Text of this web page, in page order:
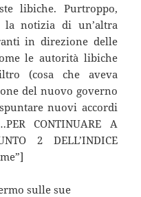
libiche. Purtroppo,
notizia di un’altra
in direzione delle
le autorità libiche
(cosa che aveva
del nuovo governo
nuovi accordi
CONTINUARE A
2 DELL’INDICE
sulle sue